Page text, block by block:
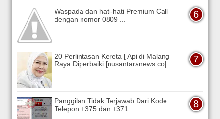
Waspada dan hati-hati Premium Call
dengan nomor 0809 ...
20 Perlintasan Kereta [ Api di Malang
Raya Diperbaiki [nusantaranews.co]
Panggilan Tidak Terjawab Dari Kode
Telepon +375 dan +371